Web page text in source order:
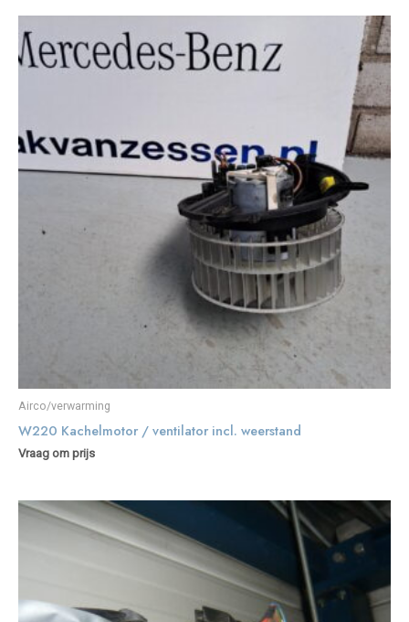
Airco/verwarming
W220 Kachelmotor / ventilator incl. weerstand
Vraag om prijs